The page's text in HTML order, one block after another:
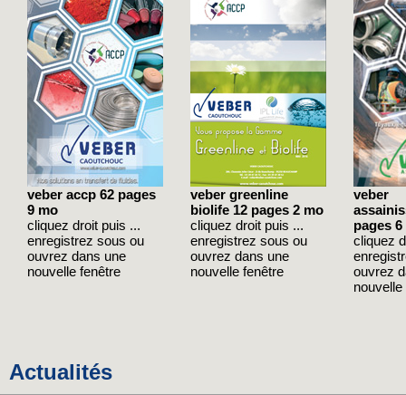
veber accp 62 pages
9 mo
cliquez droit puis ...
enregistrez sous ou
ouvrez dans une
nouvelle fenêtre
veber greenline
biolife 12 pages 2 mo
cliquez droit puis ...
enregistrez sous ou
ouvrez dans une
nouvelle fenêtre
veber
pages 6
cliquez
ouvrez
Actualités